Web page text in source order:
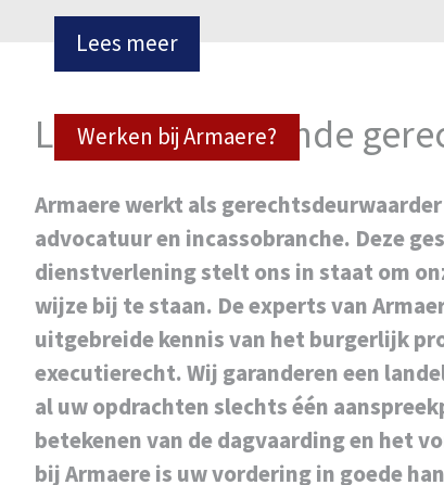
Lees meer
Werken bij Armaere?
Landelijk werkende
Armaere werkt als
advocatuur en incassobranche. Deze
dienstverlening stelt ons in staat om
wijze bij te staan. De experts van
uitgebreide kennis van het burgerlijk
executierecht. Wij garanderen een
al uw opdrachten slechts één
betekenen van de dagvaarding en het
bij Armaere is uw vordering in goede